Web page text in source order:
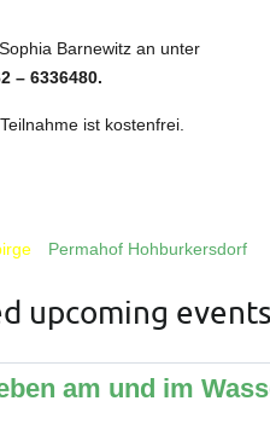
Barnewitz an unter
– 6336480.
ist kostenfrei.
Permahof Hohburkersdorf
upcoming events
am und im